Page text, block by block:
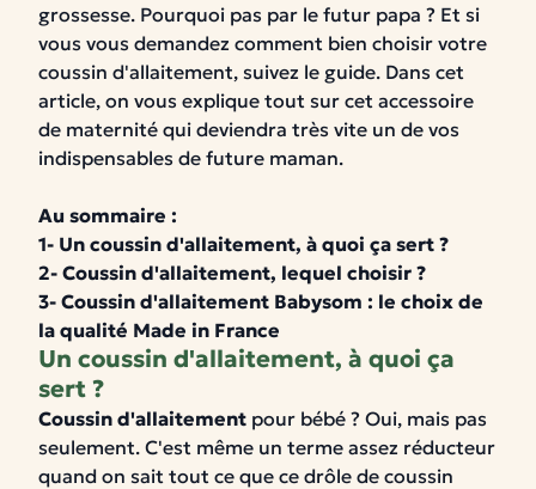
grossesse. Pourquoi pas par le futur papa ? Et si
vous vous demandez comment bien choisir votre
coussin d'allaitement, suivez le guide. Dans cet
article, on vous explique tout sur cet accessoire
de maternité qui deviendra très vite un de vos
indispensables de future maman.
Au sommaire :
1- Un coussin d'allaitement, à quoi ça sert ?
2- Coussin d'allaitement, lequel choisir ?
3- Coussin d'allaitement Babysom : le choix de
la qualité Made in France
Un coussin d'allaitement, à quoi ça
sert ?
Coussin d'allaitement pour bébé ? Oui, mais pas
seulement. C'est même un terme assez réducteur
quand on sait tout ce que ce drôle de coussin